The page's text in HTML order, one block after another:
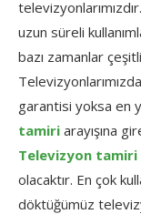
uzun süreli
bazı zamanlar
garantisi yoksa en
tamiri arayışına
Televizyon tamiri
olacaktır. En çok
döktüğümüz